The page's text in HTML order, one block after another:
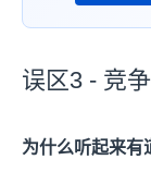
误区3 - 竞
为什么听起来有